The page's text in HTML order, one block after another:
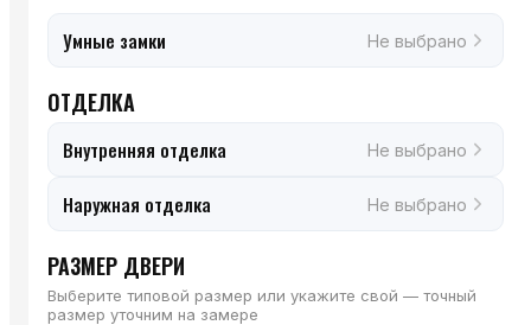
Умные замки Не выбрано
ОТДЕЛКА
Внутренняя отделка Не выбрано
Наружная отделка Не выбрано
РАЗМЕР ДВЕРИ
Выберите типовой размер или укажите свой — точный
размер уточним на замере